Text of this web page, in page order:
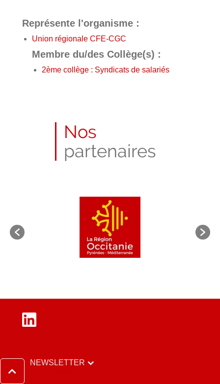
Représente l'organisme :
Union régionale CFE-CGC
Membre du/des Collège(s) :
2ème collège : Syndicats de salariés
Nos
partenaires
LinkedIn
NEWSLETTER